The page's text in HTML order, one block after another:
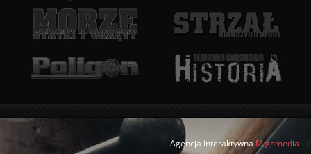
Agencja Interaktywna Migomedia